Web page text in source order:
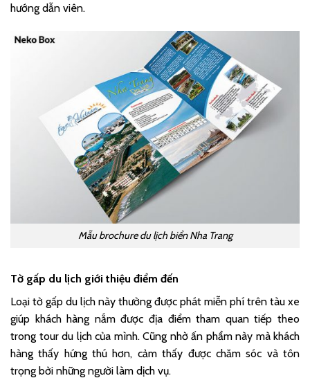
hướng dẫn viên.
Mẫu brochure du lịch biển Nha Trang
Tờ gấp du lịch giới thiệu điểm đến
Loại tờ gấp du lịch này thường được phát miễn phí trên tàu xe
giúp khách hàng nắm được địa điểm tham quan tiếp theo
trong tour du lịch của mình. Cũng nhờ ấn phẩm này mà khách
hàng thấy hứng thú hơn, cảm thấy được chăm sóc và tôn
trọng bởi những người làm dịch vụ.